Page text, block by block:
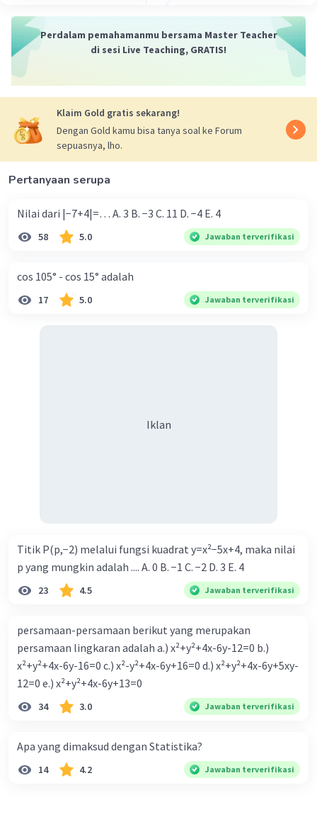
Perdalam pemahamanmu bersama Master Teacher
di sesi Live Teaching, GRATIS!
Klaim Gold gratis sekarang!
Dengan Gold kamu bisa tanya soal ke Forum
sepuasnya, lho.
Pertanyaan serupa
Nilai dari |−7+4|=… A. 3 B. −3 C. 11 D. −4 E. 4
58 5.0 Jawaban terverifikasi
cos 105° - cos 15° adalah
17 5.0 Jawaban terverifikasi
Iklan
Titik P(p,−2) melalui fungsi kuadrat y=x²−5x+4, maka nilai
p yang mungkin adalah .... A. 0 B. −1 C. −2 D. 3 E. 4
23 4.5 Jawaban terverifikasi
persamaan-persamaan berikut yang merupakan
persamaan lingkaran adalah a.) x²+y²+4x-6y-12=0 b.)
x²+y²+4x-6y-16=0 c.) x²-y²+4x-6y+16=0 d.) x²+y²+4x-6y+5xy-
12=0 e.) x²+y²+4x-6y+13=0
34 3.0 Jawaban terverifikasi
Apa yang dimaksud dengan Statistika?
14 4.2 Jawaban terverifikasi